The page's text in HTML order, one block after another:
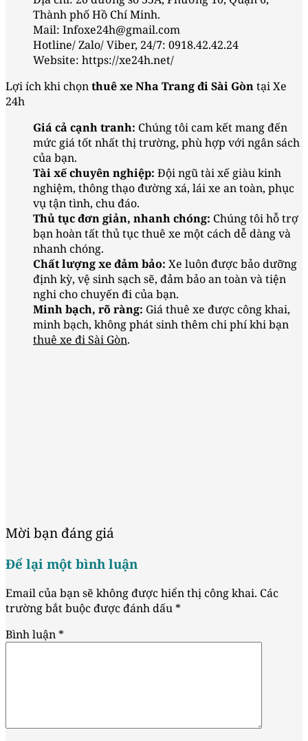
Thành phố Hồ Chí Minh.
Mail: Infoxe24h@gmail.com
Hotline/ Zalo/ Viber, 24/7: 0918.42.42.24
Website: https://xe24h.net/
Lợi ích khi chọnthuê xe Nha Trang đi Sài Gòntại Xe
24h
Giá cả cạnh tranh: Chúng tôi cam kết mang đến
mức giá tốt nhất thị trường, phù hợp với ngân sách
của bạn.
Tài xế chuyên nghiệp: Đội ngũ tài xế giàu kinh
nghiệm, thông thạo đường xá, lái xe an toàn, phục
vụ tận tình, chu đáo.
Thủ tục đơn giản, nhanh chóng: Chúng tôi hỗ trợ
bạn hoàn tất thủ tục thuê xe một cách dễ dàng và
nhanh chóng.
Chất lượng xe đảm bảo: Xe luôn được bảo dưỡng
định kỳ, vệ sinh sạch sẽ, đảm bảo an toàn và tiện
nghi cho chuyến đi của bạn.
Minh bạch, rõ ràng: Giá thuê xe được công khai,
minh bạch, không phát sinh thêm chi phí khi bạn
thuê xe đi Sài Gòn.
Mời bạn đáng giá
Để lại một bình luận
Email của bạn sẽ không được hiển thị công khai. Các
trường bắt buộc được đánh dấu*
Bình luận*